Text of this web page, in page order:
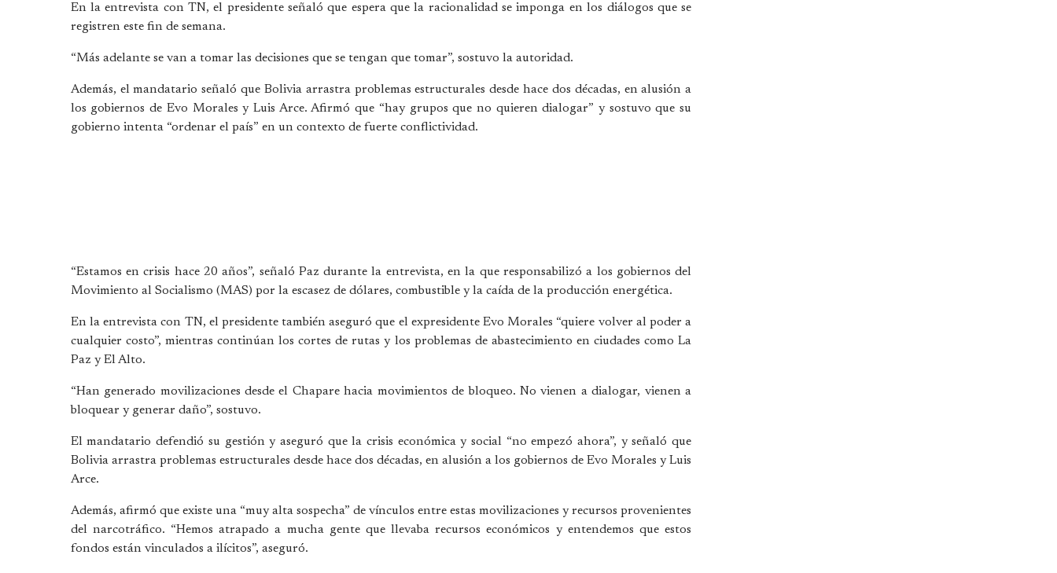
En la entrevista con TN, el presidente señaló que espera que la racionalidad se imponga en los diálogos que se
registren este fin de semana.
“Más adelante se van a tomar las decisiones que se tengan que tomar”, sostuvo la autoridad.
Además, el mandatario señaló que Bolivia arrastra problemas estructurales desde hace dos décadas, en alusión a
los gobiernos de Evo Morales y Luis Arce. Afirmó que “hay grupos que no quieren dialogar” y sostuvo que su
gobierno intenta “ordenar el país” en un contexto de fuerte conflictividad.
“Estamos en crisis hace 20 años”, señaló Paz durante la entrevista, en la que responsabilizó a los gobiernos del
Movimiento al Socialismo (MAS) por la escasez de dólares, combustible y la caída de la producción energética.
En la entrevista con TN, el presidente también aseguró que el expresidente Evo Morales “quiere volver al poder a
cualquier costo”, mientras continúan los cortes de rutas y los problemas de abastecimiento en ciudades como La
Paz y El Alto.
“Han generado movilizaciones desde el Chapare hacia movimientos de bloqueo. No vienen a dialogar, vienen a
bloquear y generar daño”, sostuvo.
El mandatario defendió su gestión y aseguró que la crisis económica y social “no empezó ahora”, y señaló que
Bolivia arrastra problemas estructurales desde hace dos décadas, en alusión a los gobiernos de Evo Morales y Luis
Arce.
Además, afirmó que existe una “muy alta sospecha” de vínculos entre estas movilizaciones y recursos provenientes
del narcotráfico. “Hemos atrapado a mucha gente que llevaba recursos económicos y entendemos que estos
fondos están vinculados a ilícitos”, aseguró.